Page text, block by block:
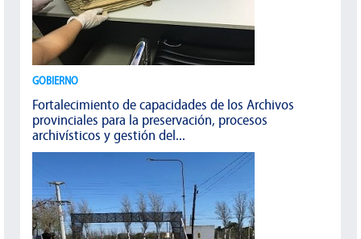
GOBIERNO
Fortalecimiento de capacidades de los Archivos
provinciales para la preservación, procesos
archivísticos y gestión del...